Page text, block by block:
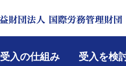
受入の仕組み 受入を検